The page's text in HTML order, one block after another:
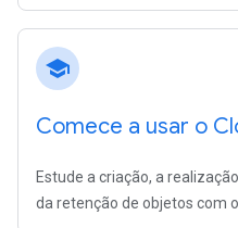
school
Comece a usar o
Estude a criação, a
da retenção de objetos com